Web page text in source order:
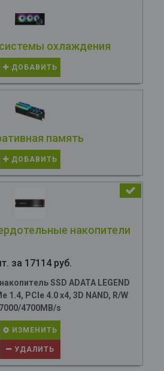
охлаждения
ДОБАВИТЬ
память
ДОБАВИТЬ
накопители
за 17114 руб.
SSD ADATA LEGEND
1.4, PCIe 4.0 x4, 3D NAND, R/W
7000/4700MB/s
ИЗМЕНИТЬ
УДАЛИТЬ